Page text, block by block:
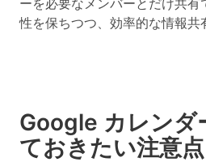
性を保ちつつ、効率的な情報共
Google カレンダ
ておきたい注意点